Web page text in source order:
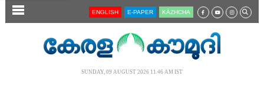
SECTIONS ENGLISH E-PAPER KĀZHCHA
SUNDAY, 09 AUGUST 2026 11.46 AM IST